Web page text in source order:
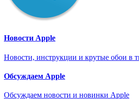
Новости Apple
Новости, инструкции и крутые обои в
Обсуждаем Apple
Обсуждаем новости и новинки Apple